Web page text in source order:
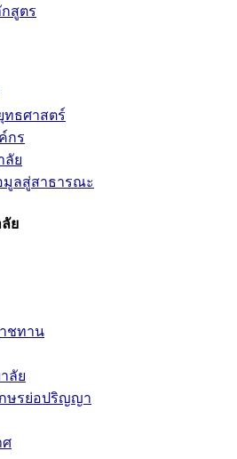
สูตร
ทธศาสตร์
กร
ลัย
มูลสู่สาธารณะ
ย
ชทาน
ลัย
ษรย่อปริญญา
ศ